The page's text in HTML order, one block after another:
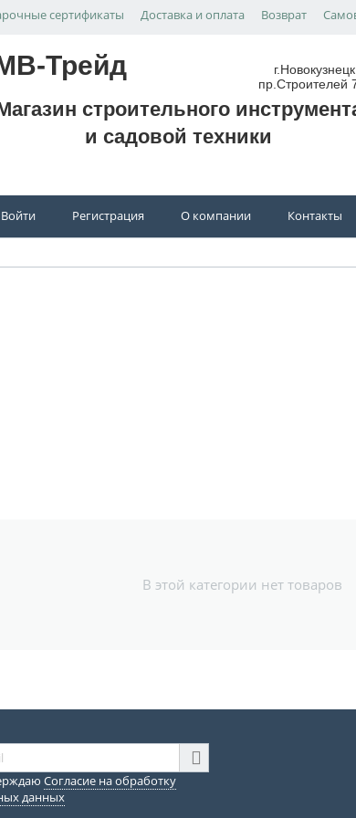
сертификаты Доставка и оплата Возврат
Трейд
г.Новокузнецк
пр.Строителей
строительного
и садовой техники
Войти Регистрация О компании Контакты
В этой категории нет товаров
Согласие на обработку
данных